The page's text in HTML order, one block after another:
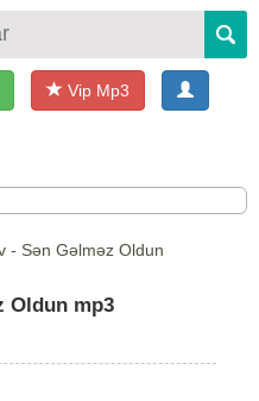
Vip Mp3
- Sən Gəlməz Oldun
Oldun mp3